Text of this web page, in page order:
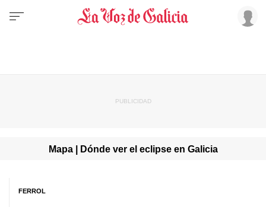
Mapa | Dónde ver el eclipse en Galicia
FERROL